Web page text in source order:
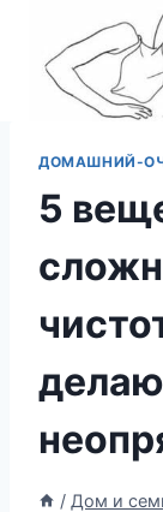
содержимому
ДОМАШНИЙ-
5
/ Дом и